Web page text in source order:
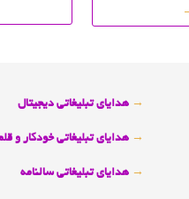
→ هدایای تبلیغاتی دیجیتال
→ هدایای تبلیغاتی خودکار و
→ هدایای تبلیغاتی سالنامه